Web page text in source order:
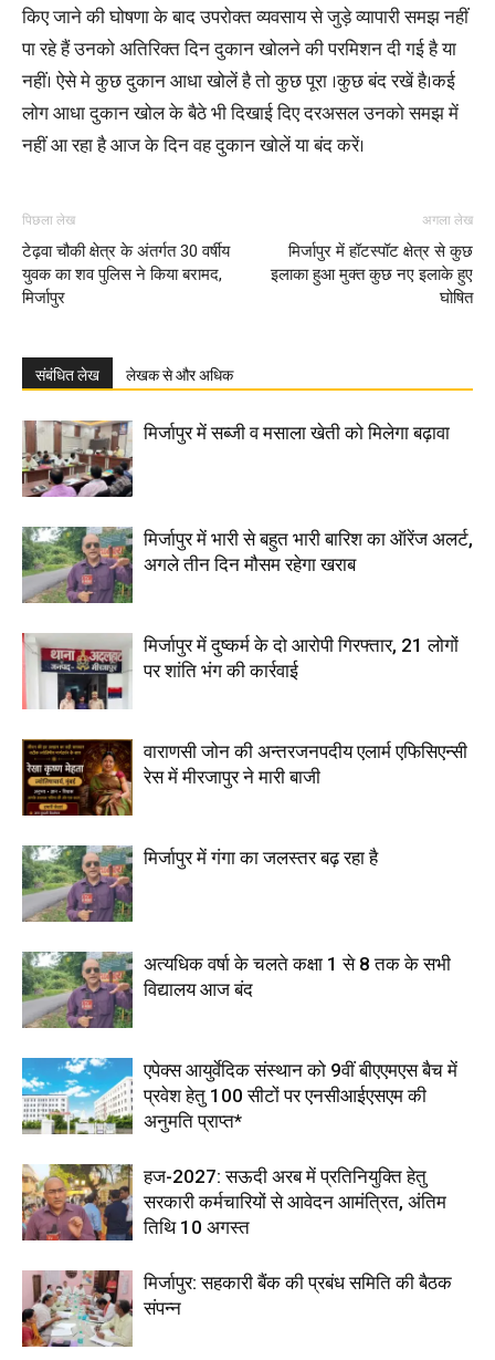
किए जाने की घोषणा के बाद उपरोक्त व्यवसाय से जुड़े व्यापारी समझ नहीं
पा रहे हैं उनको अतिरिक्त दिन दुकान खोलने की परमिशन दी गई है या
नहीं। ऐसे मे कुछ दुकान आधा खोलें है तो कुछ पूरा ।कुछ बंद रखें है।कई
लोग आधा दुकान खोल के बैठे भी दिखाई दिए दरअसल उनको समझ में
नहीं आ रहा है आज के दिन वह दुकान खोलें या बंद करें।
पिछला लेख
टेढ़वा चौकी क्षेत्र के अंतर्गत 30 वर्षीय
युवक का शव पुलिस ने किया बरामद,
मिर्जापुर
अगला लेख
मिर्जापुर में हॉटस्पॉट क्षेत्र से कुछ
इलाका हुआ मुक्त कुछ नए इलाके हुए
घोषित
संबंधित लेख लेखक से और अधिक
मिर्जापुर में सब्जी व मसाला खेती को मिलेगा बढ़ावा
मिर्जापुर में भारी से बहुत भारी बारिश का ऑरेंज अलर्ट,
अगले तीन दिन मौसम रहेगा खराब
मिर्जापुर में दुष्कर्म के दो आरोपी गिरफ्तार, 21 लोगों
पर शांति भंग की कार्रवाई
वाराणसी जोन की अन्तरजनपदीय एलार्म एफिसिएन्सी
रेस में मीरजापुर ने मारी बाजी
मिर्जापुर में गंगा का जलस्तर बढ़ रहा है
अत्यधिक वर्षा के चलते कक्षा 1 से 8 तक के सभी
विद्यालय आज बंद
एपेक्स आयुर्वेदिक संस्थान को 9वीं बीएएमएस बैच में
प्रवेश हेतु 100 सीटों पर एनसीआईएसएम की
अनुमति प्राप्त*
हज-2027: सऊदी अरब में प्रतिनियुक्ति हेतु
सरकारी कर्मचारियों से आवेदन आमंत्रित, अंतिम
तिथि 10 अगस्त
मिर्जापुर: सहकारी बैंक की प्रबंध समिति की बैठक
संपन्न